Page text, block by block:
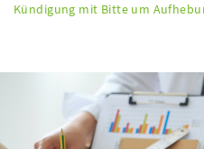
Kündigung mit Bitte um